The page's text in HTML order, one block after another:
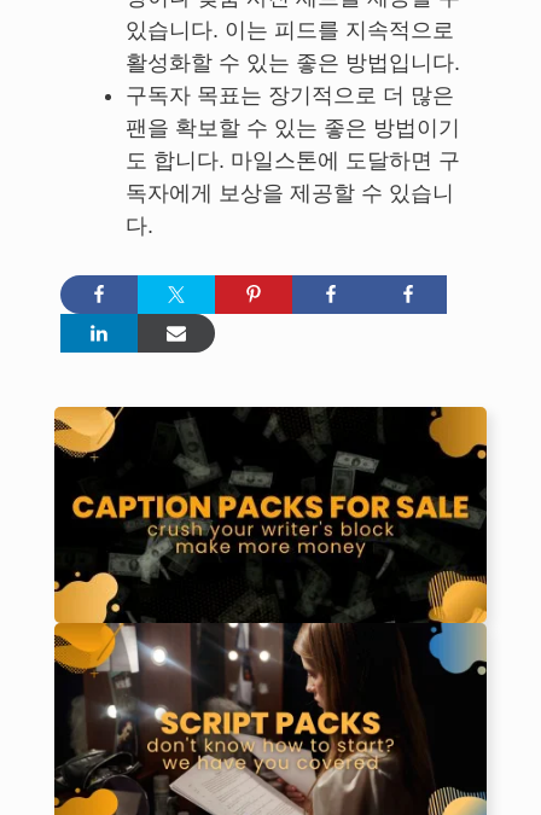
있습니다. 이는 피드를 지속적으로
활성화할 수 있는 좋은 방법입니다.
구독자 목표는 장기적으로 더 많은
팬을 확보할 수 있는 좋은 방법이기
도 합니다. 마일스톤에 도달하면 구
독자에게 보상을 제공할 수 있습니
다.